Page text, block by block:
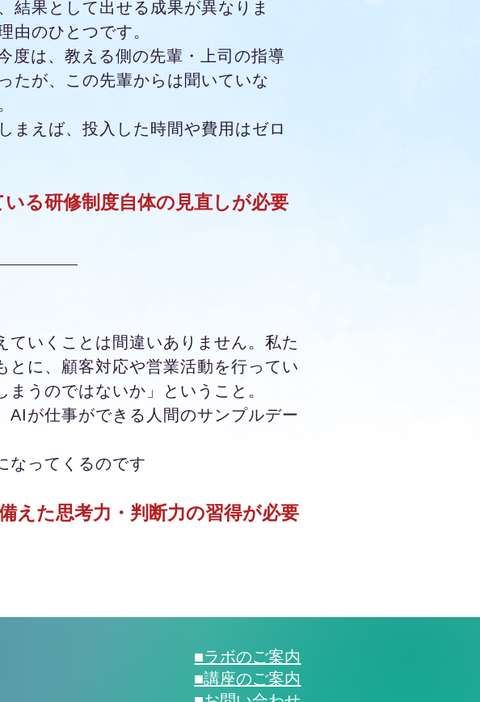
結果として出せる成果が異なりま
由のひとつです。
度は、教える側の先輩・上司の指導
たが、この先輩からは聞いていな
まえば、投入した時間や費用はゼロ
る研修制度自体の見直しが必要
いくことは間違いありません。私た
とに、顧客対応や営業活動を行ってい
うのではないか」ということ。
AIが仕事ができる人間のサンプルデー
なってくるのです
えた思考力・判断力の習得が必要
■ラボのご案内
■講座のご案内